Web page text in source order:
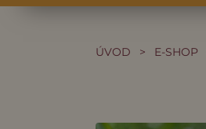
ÚVOD > E-SHOP